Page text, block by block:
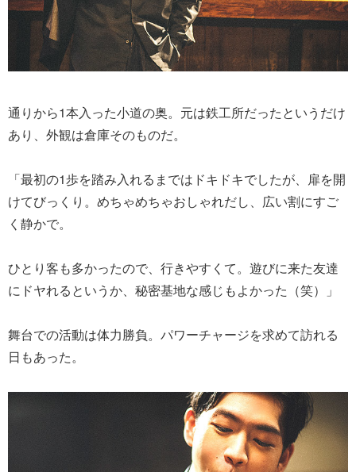
通りから1本入った小道の奥。元は鉄工所だったというだけ
あり、外観は倉庫そのものだ。
「最初の1歩を踏み入れるまではドキドキでしたが、扉を開
けてびっくり。めちゃめちゃおしゃれだし、広い割にすご
く静かで。
ひとり客も多かったので、行きやすくて。遊びに来た友達
にドヤれるというか、秘密基地な感じもよかった（笑）」
舞台での活動は体力勝負。パワーチャージを求めて訪れる
日もあった。